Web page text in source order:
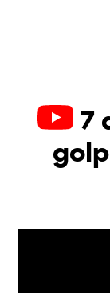
7